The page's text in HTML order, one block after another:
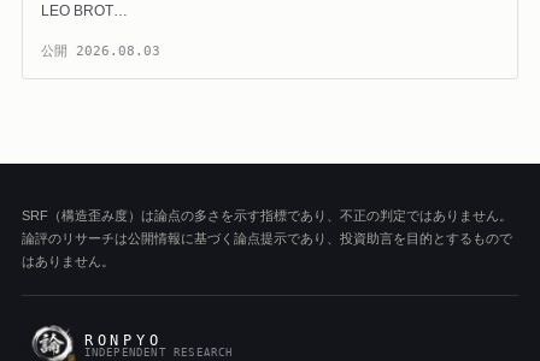
LEO BROT…
公開 2026.08.03
SRF（構造歪み度）は論点の多さを示す指標であり、不正の判定ではありません。
論評のリサーチは公開情報に基づく論点提示であり、投資助言を目的とするもので
はありません。
RONPYO
INDEPENDENT RESEARCH